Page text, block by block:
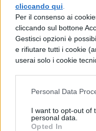
cliccando qui
Per il consenso ai
cliccando sul bottone
Gestisci opzioni è
e rifiutare tutti i cookie
userai solo i cookie
Personal Data
I want to opt-out of
personal data.
Opted In